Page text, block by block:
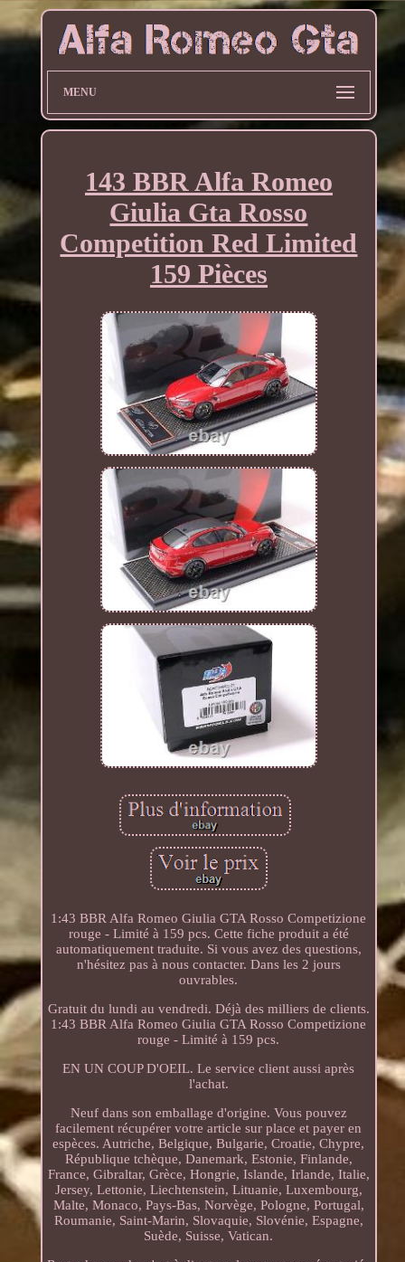
MENU
143 BBR Alfa Romeo
Giulia Gta Rosso
Competition Red Limited
159 Pièces
1:43 BBR Alfa Romeo Giulia GTA Rosso Competizione
rouge - Limité à 159 pcs. Cette fiche produit a été
automatiquement traduite. Si vous avez des questions,
n'hésitez pas à nous contacter. Dans les 2 jours
ouvrables.
Gratuit du lundi au vendredi. Déjà des milliers de clients.
1:43 BBR Alfa Romeo Giulia GTA Rosso Competizione
rouge - Limité à 159 pcs.
EN UN COUP D'OEIL. Le service client aussi après
l'achat.
Neuf dans son emballage d'origine. Vous pouvez
facilement récupérer votre article sur place et payer en
espèces. Autriche, Belgique, Bulgarie, Croatie, Chypre,
République tchèque, Danemark, Estonie, Finlande,
France, Gibraltar, Grèce, Hongrie, Islande, Irlande, Italie,
Jersey, Lettonie, Liechtenstein, Lituanie, Luxembourg,
Malte, Monaco, Pays-Bas, Norvège, Pologne, Portugal,
Roumanie, Saint-Marin, Slovaquie, Slovénie, Espagne,
Suède, Suisse, Vatican.